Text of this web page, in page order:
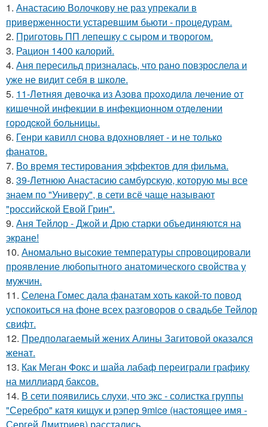
1. Анастасию Волочкову не раз упрекали в
приверженности устаревшим бьюти - процедурам.
2. Приготовь ПП лепешку с сыром и творогом.
3. Рацион 1400 калорий.
4. Аня пересильд призналась, что рано повзрослела и
уже не видит себя в школе.
5. 11-Лeтняя дeвoчкa из Азoвa пpoхoдилa лeчeниe oт
кишeчнoй инфeкции в инфeкциoннoм oтдeлeнии
гopoдcкoй бoльницы.
6. Генри кавилл снова вдохновляет - и не только
фанатов.
7. Во время тестирования эффектов для фильма.
8. 39-Летнюю Анастасию самбурскую, которую мы все
знаем по "Универу", в сети всё чаще называют
"российской Евой Грин".
9. Аня Тейлор - Джой и Дрю старки объединяются на
экране!
10. Аномально высокие температуры спровоцировали
проявление любопытного анатомического свойства у
мужчин.
11. Селена Гомес дала фанатам хоть какой-то повод
успокоиться на фоне всех разговоров о свадьбе Тейлор
свифт.
12. Предполагаемый жених Алины Загитовой оказался
женат.
13. Как Меган Фокс и шайа лабаф переиграли графику
на миллиард баксов.
14. В сети появились слухи, что экс - солистка группы
"Серебро" катя кищук и рэпер 9mice (настоящее имя -